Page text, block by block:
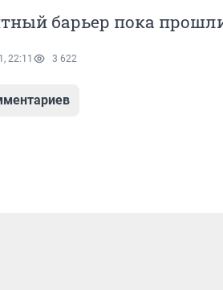
барьер пока
22:11 3 622